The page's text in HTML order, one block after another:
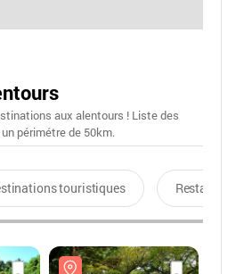
aux alentours ! Liste des
périmétre de 50km.
touristiques Restaurants